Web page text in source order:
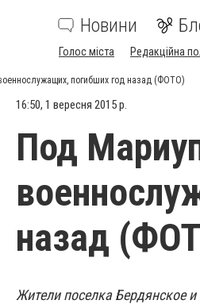
Новини
Голос міста Редакційна
погибших год назад (ФОТО)
16:50, 1 вересня 2015 р.
Под
назад
Жители поселка Бердянское